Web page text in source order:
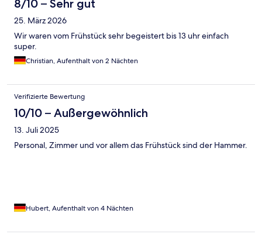
8/10 – Sehr gut
25. März 2026
Wir waren vom Frühstück sehr begeistert bis 13 uhr einfach
super.
Christian, Aufenthalt von 2 Nächten
Verifizierte Bewertung
10/10 – Außergewöhnlich
13. Juli 2025
Personal, Zimmer und vor allem das Frühstück sind der Hammer.
Hubert, Aufenthalt von 4 Nächten